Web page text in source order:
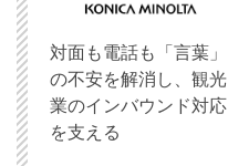
対面も電話も「言葉」
の不安を解消し、観光
業のインバウンド対応
を支える